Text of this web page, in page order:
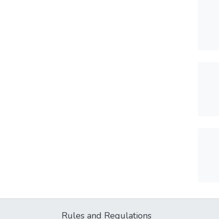
Rules and Regulations